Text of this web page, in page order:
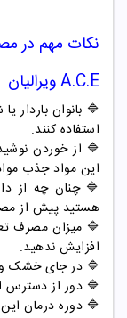
نکات مهم در
A.C.E ویرالیان
🔷 بانوان باردار
استفاده کنند.
🔷 از خوردن
این مواد جذب
🔷 چنان چه از
هستید پیش از
🔷 میزان مصرف
افزایش ندهید.
🔷 در جای خشک
🔷 دور از دسترس
🔷 دوره درمان